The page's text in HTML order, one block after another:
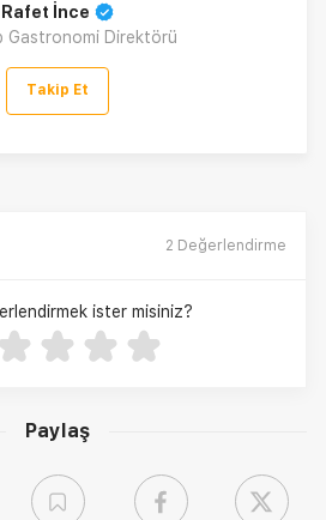
Paylaş
Rafet İnce
Gastronomi Direktörü
Takip Et
2 Değerlendirme
ister misiniz?